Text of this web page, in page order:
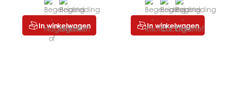
In winkelwagen In winkelwagen